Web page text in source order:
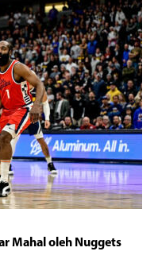
Mahal oleh Nuggets